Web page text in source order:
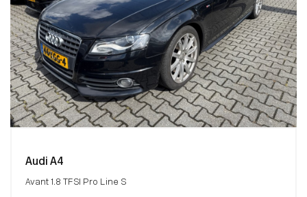
Audi A4
Avant 1.8 TFSI Pro Line S